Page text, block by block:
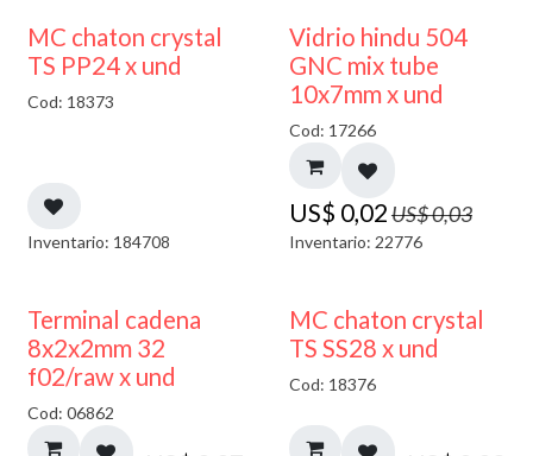
MC chaton crystal
TS PP24 x und
Cod: 18373
Inventario: 184708
40% DESCUENTO
Vidrio hindu 504
GNC mix tube
10x7mm x und
Cod: 17266
US$ 0,02US$0,03
Inventario: 22776
Terminal cadena
8x2x2mm 32
f02/raw x und
Cod: 06862
MC chaton crystal
TS SS28 x und
Cod: 18376